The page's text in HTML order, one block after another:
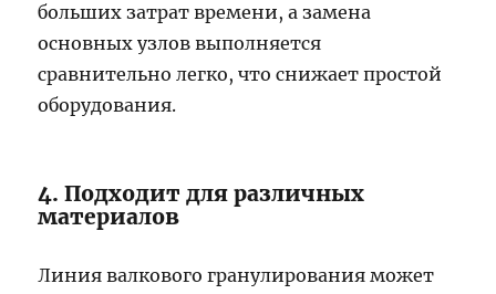
больших затрат времени, а замена
основных узлов выполняется
сравнительно легко, что снижает простой
оборудования.
4. Подходит для различных
материалов
Линия валкового гранулирования может